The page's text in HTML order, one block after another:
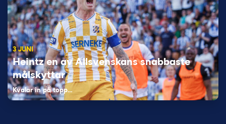
3 JUNI
Heintz en av Allsvenskans snabbaste
målskyttar
Kvalar in på topp…